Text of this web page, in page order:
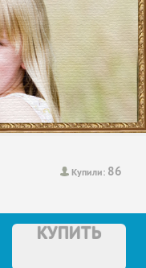
Купили: 86
КУПИТЬ